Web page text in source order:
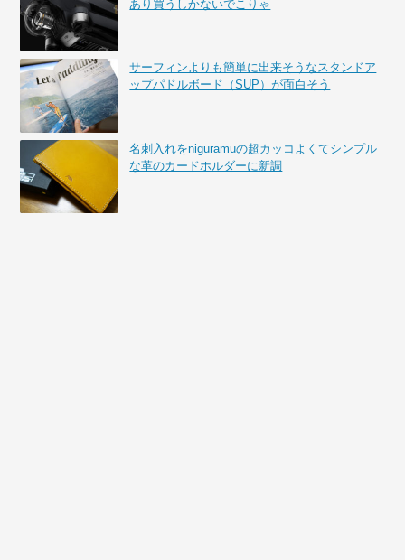
あり買うしかないでこりゃ
サーフィンよりも簡単に出来そうなスタンドア
ップパドルボード（SUP）が面白そう
名刺入れをniguramuの超カッコよくてシンプル
な革のカードホルダーに新調